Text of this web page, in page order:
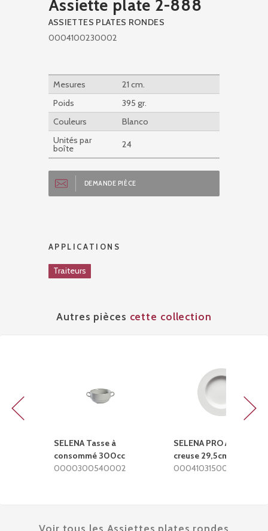
Assiette plate 2-888
ASSIETTES PLATES RONDES
0004100230002
Mesures
21 cm.
Poids
395 gr.
Couleurs
Blanco
Unités par
boîte 24
DEMANDE PIÈCE
APPLICATIONS
Traiteurs
Autres pièces cette collection
SELENA Tasse à
consommé 300cc
0000300540002
SELENA PRO Assiette
creuse 29,5cm
0004103150002
Voir tous les Assiettes plates rondes